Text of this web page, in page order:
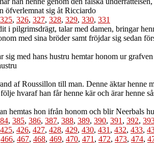
öfverlemnat sig åt Ricciardo
325, 326, 327, 328, 329, 330, 331
pilgrimsdrägt, talar med damen, bringar
med sina bröder samt fröjdar sig sedan
med hans hustru hemtar honom ur
af Roussillon till man. Denne äktar henne
hvaraf han får henne kär och ärar henne
hemtas hon ifrån honom och blir Neerbals
, 385, 386, 387, 388, 389, 390, 391 , 392,
425, 426, 427, 428, 429, 430, 431 , 432, 433,
466, 467, 468, 469, 470, 471 , 472, 473, 474,